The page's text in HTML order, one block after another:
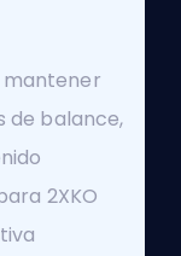
mantener
de balance,
2XKO